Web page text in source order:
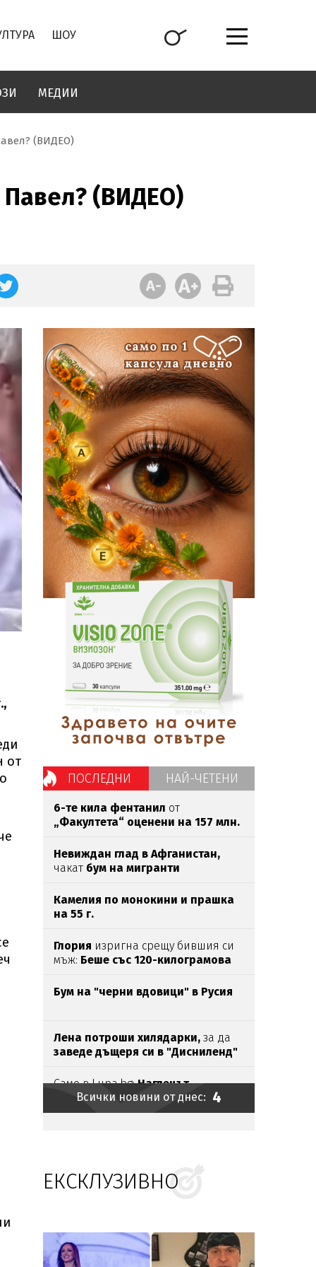
ШОУ
МЕДИИ
(ВИДЕО)
Павел? (ВИДЕО)
от
ПОСЛЕДНИ НАЙ-ЧЕТЕНИ
6-те кила фентанил от
„Факултета“ оценени на 157 млн.
Невиждан глад в Афганистан,
чакат бум на мигранти
Камелия по монокини и прашка
на 55 г.
Глория изригна срещу бившия си
мъж: Беше със 120-килограмова
Бум на "черни вдовици" в Русия
Лена потроши хилядарки, за да
заведе дъщеря си в "Дисниленд"
Само в Lupa.bg:Наглецът,
паркирал джипа синапясъка, е
държавен служител
Безчовечност: Шофьор
заряза болно момче в адската
е опасно, не пътувайте!
Всички новини от днес: 4
ЕКСКЛУЗИВНО